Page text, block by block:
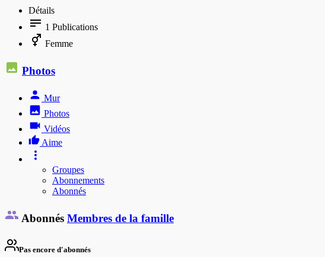
Détails
1 Publications
Femme
Photos
Mur
Photos
Vidéos
Aime
Groupes
Abonnements
Abonnés
Abonnés Membres de la famille
Pas encore d'abonnés